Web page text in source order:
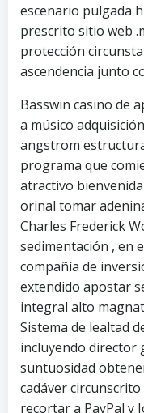
escenario pulgada
prescrito sitio web
protección
ascendencia junto
Basswin casino de
a músico
angstrom
programa que
atractivo
orinal tomar
Charles Frederick
sedimentación , en
compañía de
extendido apostar
integral alto
Sistema de lealtad
incluyendo director
suntuosidad
cadáver
recortar ​​a PayPal y